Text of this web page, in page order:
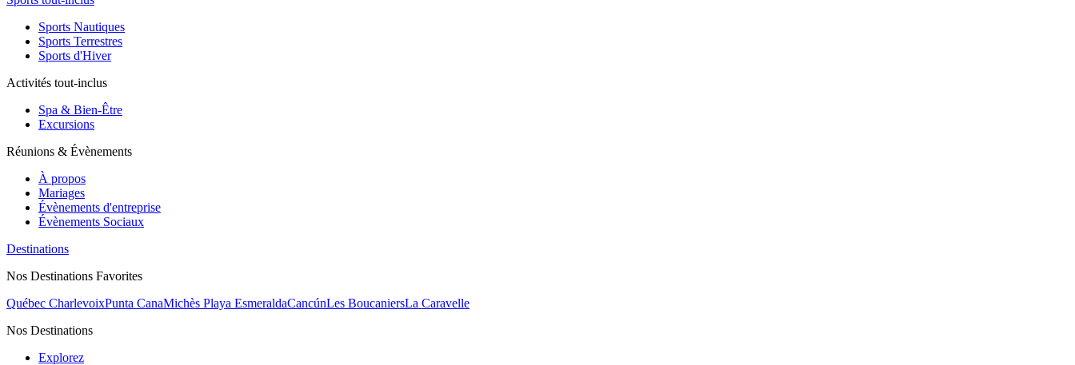
Sports Nautiques
Sports Terrestres
Sports d'Hiver
Activités tout-inclus
Spa & Bien-Être
Excursions
Réunions & Évènements
À propos
Mariages
Évènements d'entreprise
Évènements Sociaux
Destinations
Nos Destinations Favorites
Québec CharlevoixPunta CanaMichès Playa EsmeraldaCancúnLes BoucaniersLa Caravelle
Nos Destinations
Explorez